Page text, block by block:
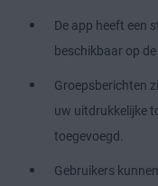
De app heeft een
beschikbaar op
Groepsberichten
uw uitdrukkelijke
toegevoegd.
Gebruikers